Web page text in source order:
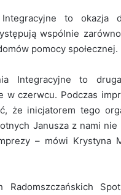
Integracyjne to
wspólnie
pomocy społecznej.
Integracyjne to
czerwcu. Podczas
że inicjatorem tego
Janusza z nami
– mówi Krystyna